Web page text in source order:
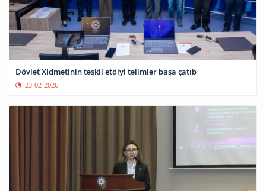
Dövlət Xidmətinin təşkil etdiyi təlimlər başa çatıb
23-02-2026